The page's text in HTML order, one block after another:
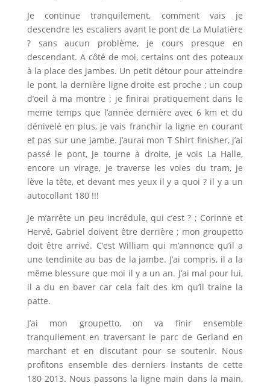
Je continue tranquilement, comment vais je
descendre les escaliers avant le pont de La Mulatière
? sans aucun problème, je cours presque en
descendant. A côté de moi, certains ont des poteaux
à la place des jambes. Un petit détour pour atteindre
le pont, la dernière ligne droite est proche ; un coup
d’oeil à ma montre : je finirai pratiquement dans le
meme temps que l’année dernière avec 6 km et du
dénivelé en plus, je vais franchir la ligne en courant
et pas sur une jambe. J’aurai mon T Shirt finisher, j’ai
passé le pont, je tourne à droite, je vois La Halle,
encore un virage, je traverse les voies du tram, je
lève la tête, et devant mes yeux il y a quoi ? il y a un
autocollant 180 !!!
Je m’arrête un peu incrédule, qui c’est ? ; Corinne et
Hervé, Gabriel doivent être derrière ; mon groupetto
doit être arrivé. C’est William qui m’annonce qu’il a
une tendinite au bas de la jambe. J’ai compris, il a la
même blessure que moi il y a un an. J’ai mal pour lui,
il a du en baver car cela fait des km qu’il traine la
patte.
J’ai mon groupetto, on va finir ensemble
tranquilement en traversant le parc de Gerland en
marchant et en discutant pour se soutenir. Nous
profitons ensemble des derniers instants de cette
180 2013. Nous passons la ligne main dans la main,